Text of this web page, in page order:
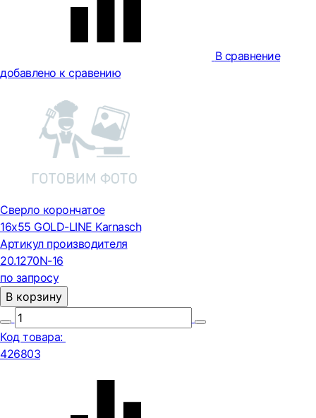
В сравнение
добавлено к сравению
Сверло корончатое
16х55 GOLD-LINE Karnasch
Артикул производителя
20.1270N-16
по запросу
В корзину
Код товара:
426803